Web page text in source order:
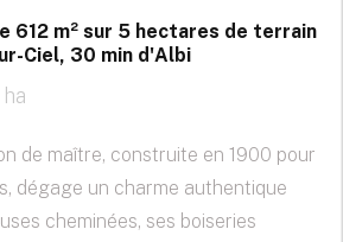
612 m² sur 5 hectares de terrain
Ciel, 30 min d'Albi
de maître, construite en 1900 pour
dégage un charme authentique
cheminées, ses boiseries